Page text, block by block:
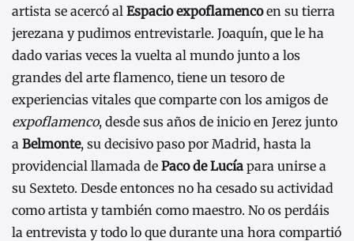
artista se acercó al Espacio expoflamencoen su tierra
jerezana y pudimos entrevistarle. Joaquín, que le ha
dado varias veces la vuelta al mundo junto a los
grandes del arte flamenco, tiene un tesoro de
experiencias vitales que comparte con los amigos de
expoflamenco, desde sus años de inicio en Jerez junto
a Belmonte, su decisivo paso por Madrid, hasta la
providencial llamada de Paco de Lucía para unirse a
su Sexteto. Desde entonces no ha cesado su actividad
como artista y también como maestro. No os perdáis
la entrevista y todo lo que durante una hora compartió